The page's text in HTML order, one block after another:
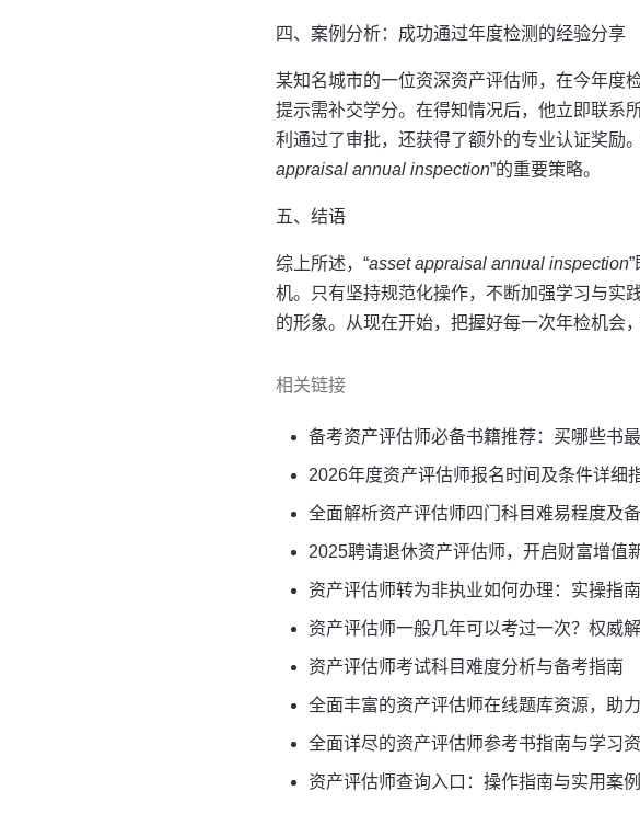
四、案例分析：成功通过年度检测的经验分享
某知名城市的一位资深资产评估师，在今年
提示需补交学分。在得知情况后，他立即联系
利通过了审批，还获得了额外的专业认证奖励
appraisal annual inspection”的重要策略。
五、结语
综上所述，“asset appraisal annual inspection
机。只有坚持规范化操作，不断加强学习与实
的形象。从现在开始，把握好每一次年检机会
相关链接
备考资产评估师必备书籍推荐：买哪些书最
2026年度资产评估师报名时间及条件详细
全面解析资产评估师四门科目难易程度及
2025聘请退休资产评估师，开启财富增值
资产评估师转为非执业如何办理：实操指
资产评估师一般几年可以考过一次？权威
资产评估师考试科目难度分析与备考指南
全面丰富的资产评估师在线题库资源，助
全面详尽的资产评估师参考书指南与学习
资产评估师查询入口：操作指南与实用案